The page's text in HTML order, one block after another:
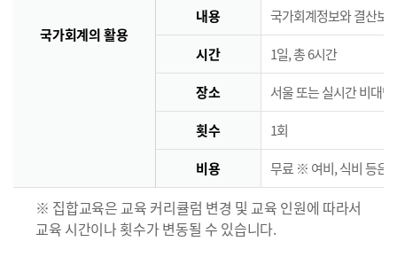
국가회계의 활용
내용 국가회계정보와 결산보
시간 1일, 총 6시간
장소 서울 또는 실시간 비대
횟수 1회
비용 무료 ※ 여비, 식비 등은
※ 집합교육은 교육 커리큘럼 변경 및 교육 인원에 따라서
교육 시간이나 횟수가 변동될 수 있습니다.